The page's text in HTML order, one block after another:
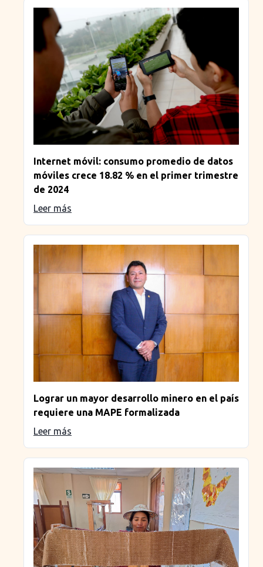
Internet móvil: consumo promedio de datos
móviles crece 18.82 % en el primer trimestre
de 2024
Leer más
Lograr un mayor desarrollo minero en el país
requiere una MAPE formalizada
Leer más